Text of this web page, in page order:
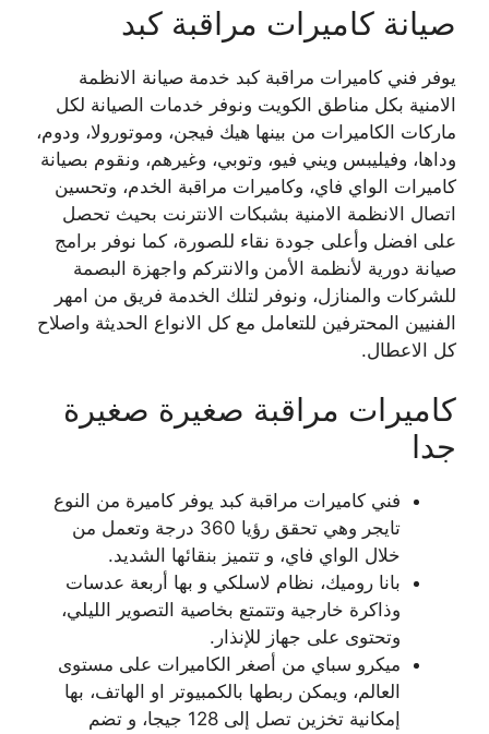
صيانة كاميرات مراقبة كبد
يوفر فني كاميرات مراقبة كبد خدمة صيانة الانظمة
الامنية بكل مناطق الكويت ونوفر خدمات الصيانة لكل
ماركات الكاميرات من بينها هيك فيجن، وموتورولا، ودوم،
وداها، وفيليبس ويني فيو، وتوبي، وغيرهم، ونقوم بصيانة
كاميرات الواي فاي، وكاميرات مراقبة الخدم، وتحسين
اتصال الانظمة الامنية بشبكات الانترنت بحيث تحصل
على افضل وأعلى جودة نقاء للصورة، كما نوفر برامج
صيانة دورية لأنظمة الأمن والانتركم واجهزة البصمة
للشركات والمنازل، ونوفر لتلك الخدمة فريق من امهر
الفنيين المحترفين للتعامل مع كل الانواع الحديثة واصلاح
كل الاعطال.
كاميرات مراقبة صغيرة صغيرة
جدا
فني كاميرات مراقبة كبد يوفر كاميرة من النوع
تايجر وهي تحقق رؤيا 360 درجة وتعمل من
خلال الواي فاي، و تتميز بنقائها الشديد.
بانا روميك، نظام لاسلكي و بها أربعة عدسات
وذاكرة خارجية وتتمتع بخاصية التصوير الليلي،
وتحتوى على جهاز للإنذار.
ميكرو سباي من أصغر الكاميرات على مستوى
العالم، ويمكن ربطها بالكمبيوتر او الهاتف، بها
إمكانية تخزين تصل إلى 128 جيجا، و تضم